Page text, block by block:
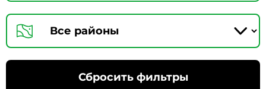
Сбросить фильтры